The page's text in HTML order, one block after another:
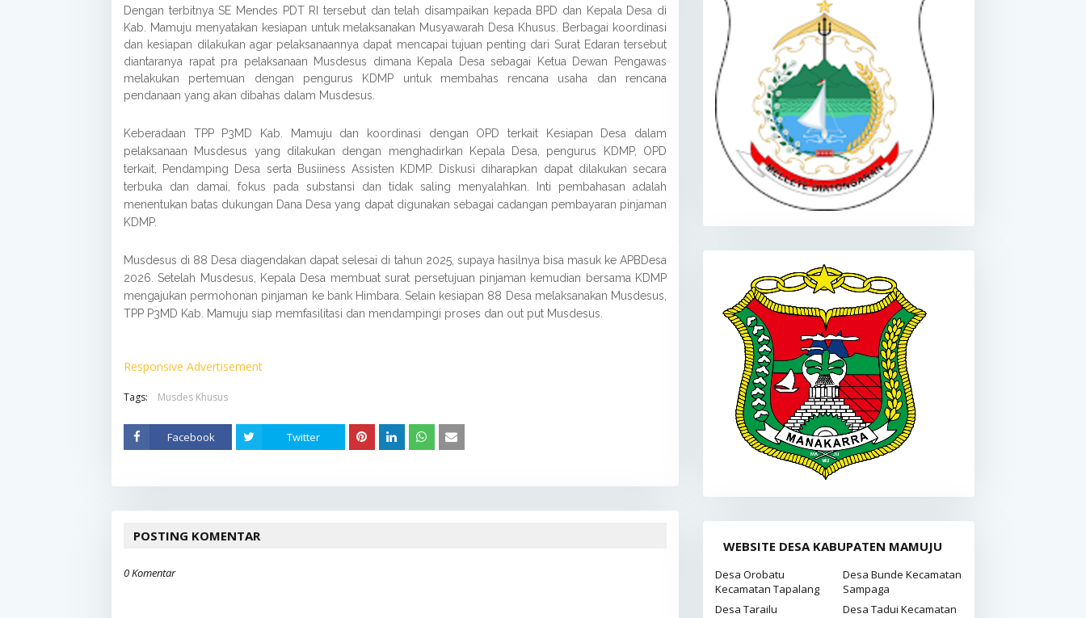
Dengan terbitnya SE Mendes PDT RI tersebut dan telah disampaikan kepada BPD dan Kepala Desa di
Kab. Mamuju menyatakan kesiapan untuk melaksanakan Musyawarah Desa Khusus. Berbagai koordinasi
dan kesiapan dilakukan agar pelaksanaannya dapat mencapai tujuan penting dari Surat Edaran tersebut
diantaranya rapat pra pelaksanaan Musdesus dimana Kepala Desa sebagai Ketua Dewan Pengawas
melakukan pertemuan dengan pengurus KDMP untuk membahas rencana usaha dan rencana
pendanaan yang akan dibahas dalam Musdesus.
Keberadaan TPP P3MD Kab. Mamuju dan koordinasi dengan OPD terkait Kesiapan Desa dalam
pelaksanaan Musdesus yang dilakukan dengan menghadirkan Kepala Desa, pengurus KDMP, OPD
terkait, Pendamping Desa serta Busiiness Assisten KDMP. Diskusi diharapkan dapat dilakukan secara
terbuka dan damai, fokus pada substansi dan tidak saling menyalahkan. Inti pembahasan adalah
menentukan batas dukungan Dana Desa yang dapat digunakan sebagai cadangan pembayaran pinjaman
KDMP.
Musdesus di 88 Desa diagendakan dapat selesai di tahun 2025, supaya hasilnya bisa masuk ke APBDesa
2026. Setelah Musdesus, Kepala Desa membuat surat persetujuan pinjaman kemudian bersama KDMP
mengajukan permohonan pinjaman ke bank Himbara. Selain kesiapan 88 Desa melaksanakan Musdesus,
TPP P3MD Kab. Mamuju siap memfasilitasi dan mendampingi proses dan out put Musdesus.
Responsive Advertisement
Tags: Musdes Khusus
Facebook Twitter
POSTING KOMENTAR
0 Komentar
WEBSITE DESA KABUPATEN MAMUJU
Desa Orobatu
Kecamatan Tapalang
Desa Bunde Kecamatan
Sampaga
Desa Tarailu
Desa Tadui Kecamatan